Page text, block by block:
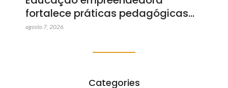
fortalece práticas pedagógicas…
agosto 7, 2026
Categories